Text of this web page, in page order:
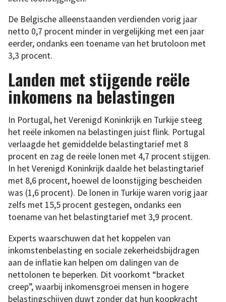
De Belgische alleenstaanden verdienden vorig jaar
netto 0,7 procent minder in vergelijking met een jaar
eerder, ondanks een toename van het brutoloon met
3,3 procent.
Landen met stijgende reële
inkomens na belastingen
In Portugal, het Verenigd Koninkrijk en Turkije steeg
het reële inkomen na belastingen juist flink. Portugal
verlaagde het gemiddelde belastingtarief met 8
procent en zag de reële lonen met 4,7 procent stijgen.
In het Verenigd Koninkrijk daalde het belastingtarief
met 8,6 procent, hoewel de loonstijging bescheiden
was (1,6 procent). De lonen in Turkije waren vorig jaar
zelfs met 15,5 procent gestegen, ondanks een
toename van het belastingtarief met 3,9 procent.
Experts waarschuwen dat het koppelen van
inkomstenbelasting en sociale zekerheidsbijdragen
aan de inflatie kan helpen om dalingen van de
nettolonen te beperken. Dit voorkomt “bracket
creep”, waarbij inkomensgroei mensen in hogere
belastingschijven duwt zonder dat hun koopkracht